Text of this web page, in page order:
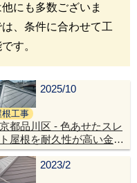
で耐久性と防水性を高
に施工し、雨どいも交
機能性を向上させて工
っと見る
にも多数ございま
、条件に合わせて工
す。
2025/10
根工事
都品川区 - 色あせたスレ
屋根を耐久性が高い金属
でリフォーム
2023/2